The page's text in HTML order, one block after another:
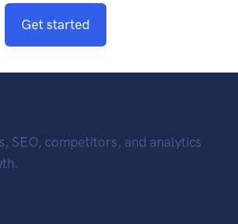
Get started
SEO, competitors, and analytics